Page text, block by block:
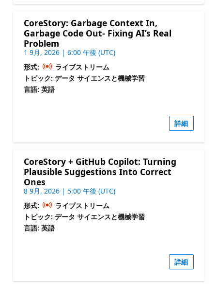
CoreStory: Garbage Context In,
Garbage Code Out- Fixing AI’s Real
Problem
1 9月, 2026 | 6:00 午後 (UTC)
形式:
ライブストリーム
トピック: データ サイエンスと機械学習
言語: 英語
詳細
CoreStory + GitHub Copilot: Turning
Plausible Suggestions Into Correct
Ones
8 9月, 2026 | 5:00 午後 (UTC)
形式:
ライブストリーム
トピック: データ サイエンスと機械学習
言語: 英語
詳細